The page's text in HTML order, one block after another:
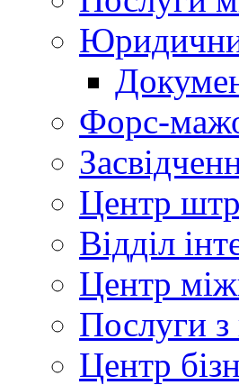
Форс-
Центр
Відділ
Центр
Послуги з
Центр